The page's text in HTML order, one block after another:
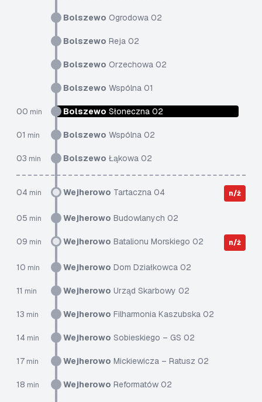
Bolszewo Ogrodowa 02
Bolszewo Reja 02
Bolszewo Orzechowa 02
Bolszewo Wspólna 01
00 min Bolszewo Słoneczna 02
01 min Bolszewo Wspólna 02
03 min Bolszewo Łąkowa 02
04 min Wejherowo Tartaczna 04 n/ż
05 min Wejherowo Budowlanych 02
09 min Wejherowo Batalionu Morskiego 02 n/ż
10 min Wejherowo Dom Działkowca 02
11 min Wejherowo Urząd Skarbowy 02
13 min Wejherowo Filharmonia Kaszubska 02
14 min Wejherowo Sobieskiego – GS 02
17 min Wejherowo Mickiewicza – Ratusz 02
18 min Wejherowo Reformatów 02